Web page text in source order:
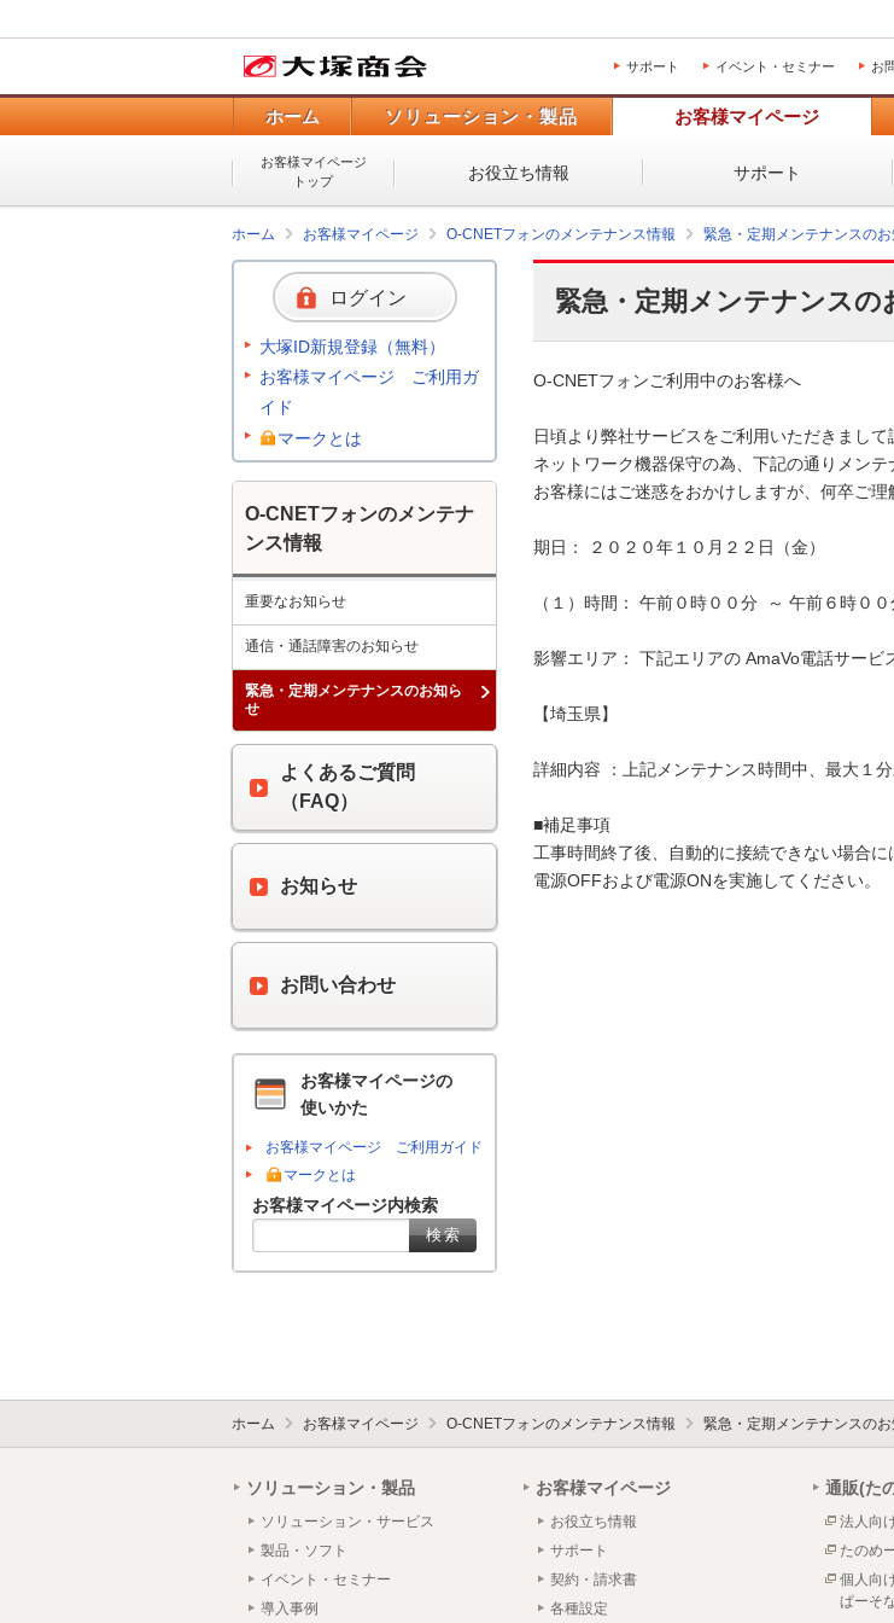
サポート イベント・セミナー お
ホーム ソリューション・製品 お客様マイページ
お客様マイページ
トップ
お役立ち情報 サポート
ホーム お客様マイページ O-CNETフォンのメンテナンス情報 緊急・定期メンテナンスの
緊急・定期メンテナンスの
O-CNETフォンご利用中のお客様へ
日頃より弊社サービスをご利用いただきまして
ネットワーク機器保守の為、下記の通りメンテ
お客様にはご迷惑をおかけしますが、何卒ご理
期日： ２０２０年１０月２２日（金）
（１）時間： 午前０時００分  ～ 午前６時００
影響エリア： 下記エリアの AmaVo電話サービ
【埼玉県】
詳細内容 ：上記メンテナンス時間中、最大１
■補足事項
工事時間終了後、自動的に接続できない場合に
電源OFFおよび電源ONを実施してください。
ログイン
大塚ID新規登録（無料）
お客様マイページ ご利用ガ
イド
マークとは
O-CNETフォンのメンテナ
ンス情報
重要なお知らせ
通信・通話障害のお知らせ
緊急・定期メンテナンスのお知ら
せ
よくあるご質問
（FAQ）
お知らせ
お問い合わせ
お客様マイページの
使いかた
お客様マイページ ご利用ガイド
マークとは
お客様マイページ内検索
ホーム お客様マイページ O-CNETフォンのメンテナンス情報 緊急・定期メンテナンスの
ソリューション・製品
ソリューション・サービス
製品・ソフト
イベント・セミナー
導入事例
お客様マイページ
お役立ち情報
サポート
契約・請求書
各種設定
通販(た
法人向
たのめ
個人向
ぱーそ